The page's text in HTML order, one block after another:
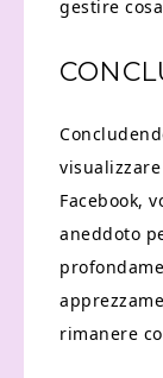
gestire
Facebook,
aneddoto
rimanere